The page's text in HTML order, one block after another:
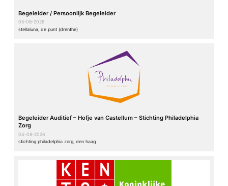
Begeleider / Persoonlijk Begeleider
05-08-2026
stellaluna, de punt (drenthe)
Begeleider Auditief – Hofje van Castellum – Stichting Philadelphia
Zorg
04-08-2026
stichting philadelphia zorg, den haag